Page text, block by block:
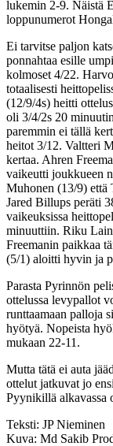
lukemin 2-9. Näistä
loppunumerot
Ei tarvitse paljon
ponnahtaa esille
kolmoset 4/22.
totaalisesti
(12/9/4s) heitti
oli 3/4/2s 20
paremmin ei tällä
heitot 3/12. Valtteri
kertaa. Ahren
vaikeutti joukkueen
Muhonen (13/9) että
Jared Billups peräti
vaikeuksissa
minuuttiin. Riku
Freemanin paikkaa
(5/1) aloitti hyvin ja
Parasta Pyrinnön
ottelussa levypallot
runttaamaan palloja
hyötyä. Nopeista
mukaan 22-11.
Mutta tätä ei auta
ottelut jatkuvat jo
Pyynikillä alkavassa
Teksti: JP Nieminen
Kuva: Md Sakib